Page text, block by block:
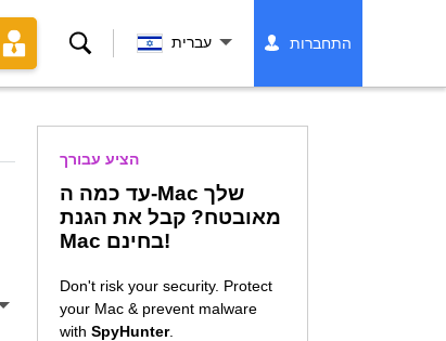
לחפש עברית התחברות
הציע עבורך
עד כמה ה-Mac שלך
מאובטח? קבל את הגנת
Mac בחינם!
Don't risk your security. Protect
your Mac & prevent malware
with SpyHunter.